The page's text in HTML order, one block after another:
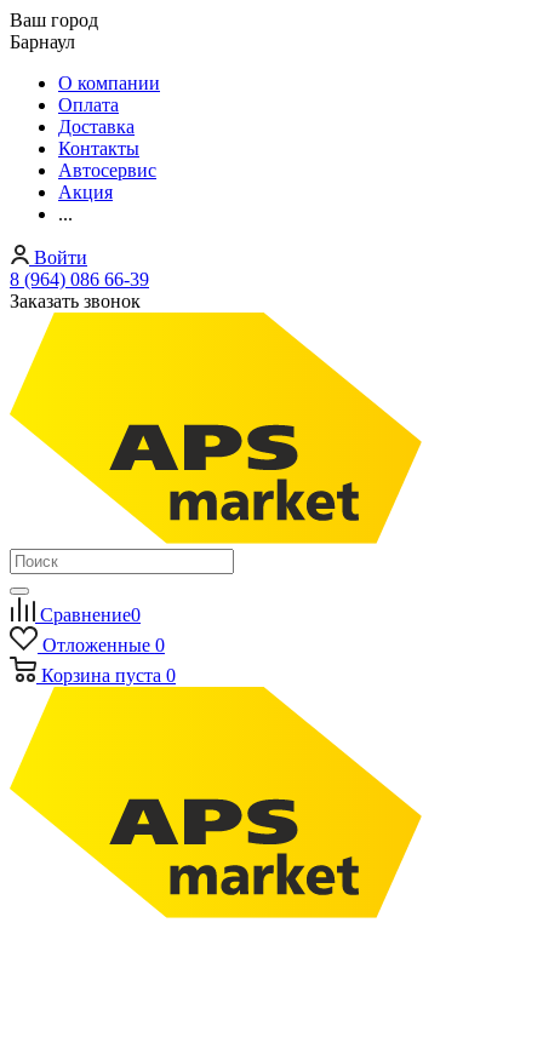
Ваш город
Барнаул
О компании
Оплата
Доставка
Контакты
Автосервис
Акция
...
Войти
8 (964) 086 66-39
Заказать звонок
Сравнение0
Отложенные 0
Корзина пуста 0